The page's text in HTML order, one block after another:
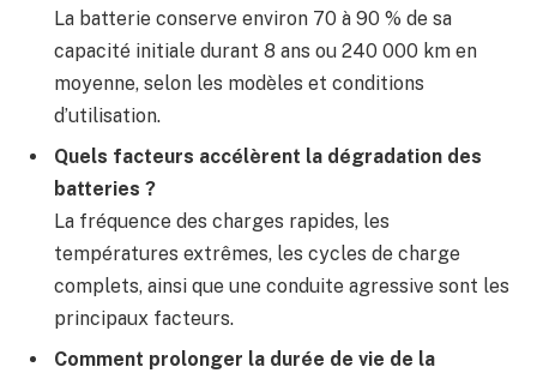
La batterie conserve environ 70 à 90 % de sa
capacité initiale durant 8 ans ou 240 000 km en
moyenne, selon les modèles et conditions
d’utilisation.
Quels facteurs accélèrent la dégradation des
batteries ?
La fréquence des charges rapides, les
températures extrêmes, les cycles de charge
complets, ainsi que une conduite agressive sont les
principaux facteurs.
Comment prolonger la durée de vie de la